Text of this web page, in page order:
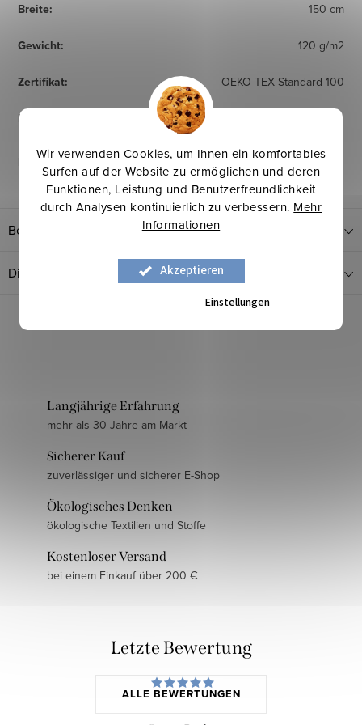
Wir verwenden Cookies, um Ihnen ein komfortables
Surfen auf der Website zu ermöglichen und deren
Funktionen, Leistung und Benutzerfreundlichkeit
durch Analysen kontinuierlich zu verbessern. Mehr
Informationen
Akzeptieren
Einstellungen
Breite: 150 cm
Gewicht: 120 g/m2
Zertifikat: OEKO TEX Standard 100
Herkunftsland Frankreich
Pflegehinweise:
Bewertung
Diskussion
Langjährige Erfahrung
mehr als 30 Jahre am Markt
Sicherer Kauf
zuverlässiger und sicherer E-Shop
Ökologisches Denken
ökologische Textilien und Stoffe
Kostenloser Versand
bei einem Einkauf über 200 €
Letzte Bewertung
ALLE BEWERTUNGEN